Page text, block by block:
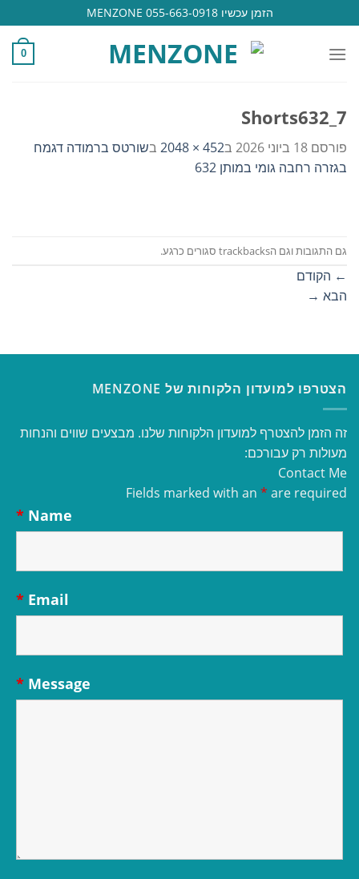
to
content
הזמן עכשיו 055-663-0918 MENZONE
0
Shorts632_7
פורסם 18 ביוני 2026 ב452 × 2048 בשורטס ברמודה דגמח
בגזרה רחבה גומי במותן 632
גם התגובות וגם הtrackbacks סגורים כרגע.
← הקודם
הבא →
הצטרפו למועדון הלקוחות של MENZONE
זה הזמן להצטרף למועדון הלקוחות שלנו. מבצעים שווים והנחות
מעולות רק עבורכם:
Contact Me
Fields marked with an * are required
Name
*
Email
*
Message
*